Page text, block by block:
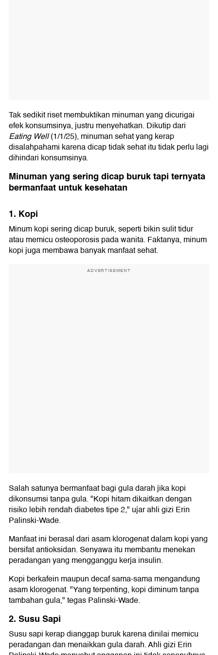
Tak sedikit riset membuktikan minuman yang dicurigai
efek konsumsinya, justru menyehatkan. Dikutip dari
Eating Well(1/1/25), minuman sehat yang kerap
disalahpahami karena dicap tidak sehat itu tidak perlu lagi
dihindari konsumsinya.
Minuman yang sering dicap buruk tapi ternyata
bermanfaat untuk kesehatan
1. Kopi
Minum kopi sering dicap buruk, seperti bikin sulit tidur
atau memicu osteoporosis pada wanita. Faktanya, minum
kopi juga membawa banyak manfaat sehat.
ADVERTISEMENT
Salah satunya bermanfaat bagi gula darah jika kopi
dikonsumsi tanpa gula. "Kopi hitam dikaitkan dengan
risiko lebih rendah diabetes tipe 2," ujar ahli gizi Erin
Palinski-Wade.
Manfaat ini berasal dari asam klorogenat dalam kopi yang
bersifat antioksidan. Senyawa itu membantu menekan
peradangan yang mengganggu kerja insulin.
Kopi berkafein maupun decaf sama-sama mengandung
asam klorogenat. "Yang terpenting, kopi diminum tanpa
tambahan gula," tegas Palinski-Wade.
2. Susu Sapi
Susu sapi kerap dianggap buruk karena dinilai memicu
peradangan dan menaikkan gula darah. Ahli gizi Erin